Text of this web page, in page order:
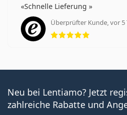
Schnelle Lieferung
Überprüfter Kunde, vor 5
Neu bei Lentiamo? Jetzt
zahlreiche Rabatte und